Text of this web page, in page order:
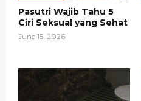
Pasutri Wajib Tahu 5
Ciri Seksual yang Sehat
June 15, 2026